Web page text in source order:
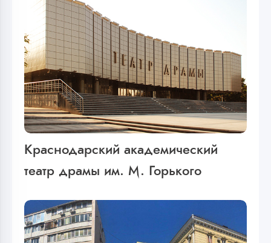
Краснодарский академический
театр драмы им. М. Горького